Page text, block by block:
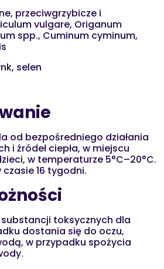
przeciwgrzybicze i
vulgare, Origanum
spp., Cuminum cyminum,
selen
od bezpośredniego działania
i źródeł ciepła, w miejscu
w temperaturze 5°C–20°C.
16 tygodni.
toksycznych dla
dostania się do oczu,
w przypadku spożycia